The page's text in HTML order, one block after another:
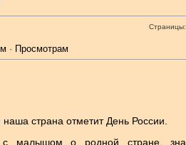
Страницы:
· Просмотрам
наша страна отметит День России.
с малышом о родной стране,